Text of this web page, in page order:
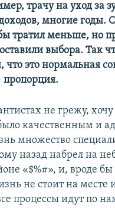
трачу на уход за
многие годы. С
тратил меньше, но
выбора. Так
это нормальная
пропорция.
не грежу,
качественным и
множество
назад набрел на
«$%#», и, вроде
не стоит на месте
процессы идут по